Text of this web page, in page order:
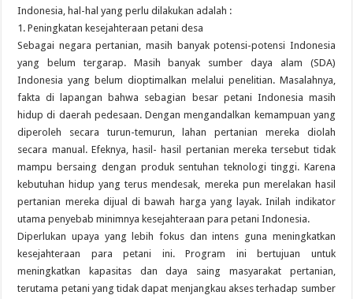
Indonesia, hal-hal yang perlu dilakukan adalah :
1. Peningkatan kesejahteraan petani desa
Sebagai negara pertanian, masih banyak potensi-potensi Indonesia
yang belum tergarap. Masih banyak sumber daya alam (SDA)
Indonesia yang belum dioptimalkan melalui penelitian. Masalahnya,
fakta di lapangan bahwa sebagian besar petani Indonesia masih
hidup di daerah pedesaan. Dengan mengandalkan kemampuan yang
diperoleh secara turun-temurun, lahan pertanian mereka diolah
secara manual. Efeknya, hasil- hasil pertanian mereka tersebut tidak
mampu bersaing dengan produk sentuhan teknologi tinggi. Karena
kebutuhan hidup yang terus mendesak, mereka pun merelakan hasil
pertanian mereka dijual di bawah harga yang layak. Inilah indikator
utama penyebab minimnya kesejahteraan para petani Indonesia.
Diperlukan upaya yang lebih fokus dan intens guna meningkatkan
kesejahteraan para petani ini. Program ini bertujuan untuk
meningkatkan kapasitas dan daya saing masyarakat pertanian,
terutama petani yang tidak dapat menjangkau akses terhadap sumber